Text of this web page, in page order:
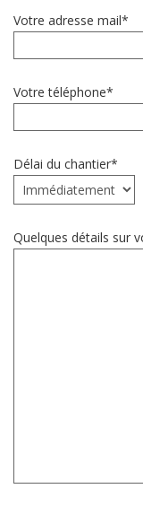
Votre adresse mail*
Votre téléphone*
Délai du chantier*
Quelques détails sur